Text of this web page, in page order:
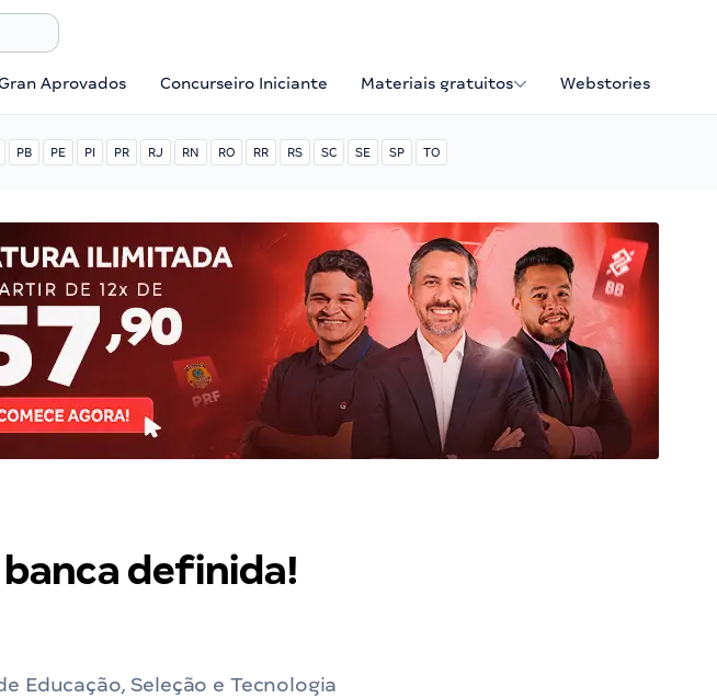
Aprovados Concurseiro Iniciante Materiais gratuitos Webstories
PB PE PI PR RJ RN RO RR RS SC SE SP TO
banca definida!
Educação, Seleção e Tecnologia